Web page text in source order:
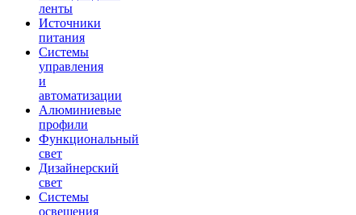
ленты
Источники
питания
Системы
управления
и
автоматизации
Алюминиевые
профили
Функциональный
свет
Дизайнерский
свет
Системы
освещения